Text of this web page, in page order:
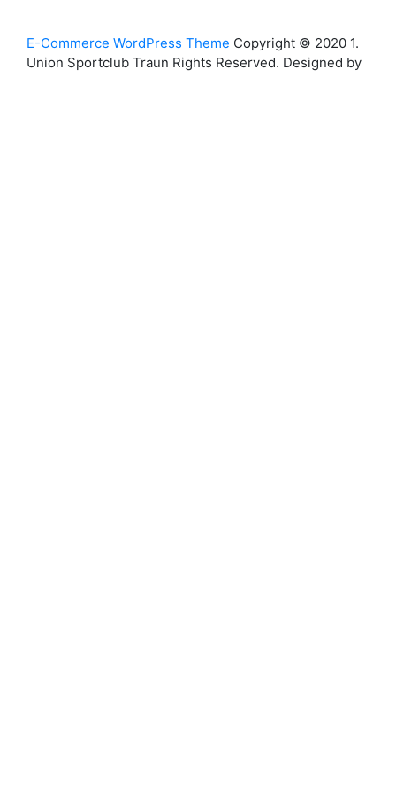
Back
E-Commerce WordPress Theme Copyright © 2020 1.
Union Sportclub Traun Rights Reserved. Designed by